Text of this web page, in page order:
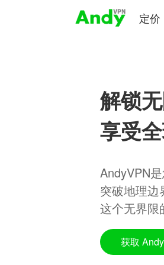
定价
解锁
享受
AndyVPN
突破地理边
这个无界限
获取